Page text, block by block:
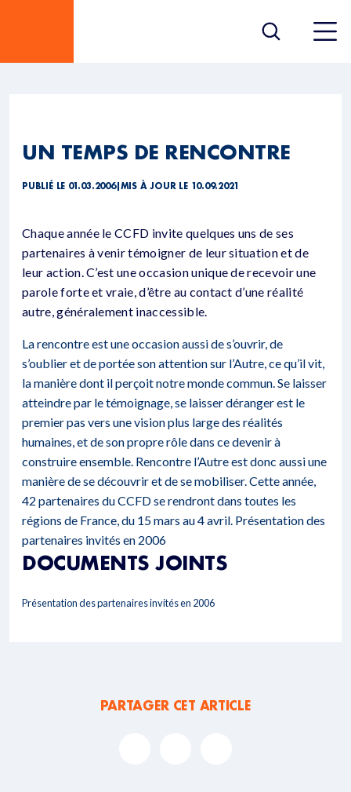
UN TEMPS DE RENCONTRE
PUBLIÉ LE 01.03.2006| MIS À JOUR LE 10.09.2021
Chaque année le CCFD invite quelques uns de ses
partenaires à venir témoigner de leur situation et de
leur action. C’est une occasion unique de recevoir une
parole forte et vraie, d’être au contact d’une réalité
autre, généralement inaccessible.
La rencontre est une occasion aussi de s’ouvrir, de
s’oublier et de portée son attention sur l’Autre, ce qu’il vit,
la manière dont il perçoit notre monde commun. Se laisser
atteindre par le témoignage, se laisser déranger est le
premier pas vers une vision plus large des réalités
humaines, et de son propre rôle dans ce devenir à
construire ensemble. Rencontre l’Autre est donc aussi une
manière de se découvrir et de se mobiliser. Cette année,
42 partenaires du CCFD se rendront dans toutes les
régions de France, du 15 mars au 4 avril. Présentation des
partenaires invités en 2006
DOCUMENTS JOINTS
Présentation des partenaires invités en 2006
PARTAGER CET ARTICLE